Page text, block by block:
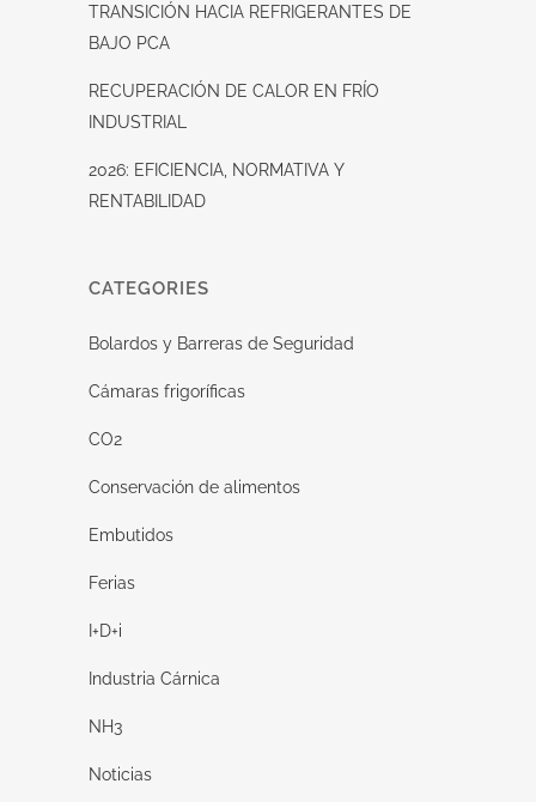
TRANSICIÓN HACIA REFRIGERANTES DE
BAJO PCA
RECUPERACIÓN DE CALOR EN FRÍO
INDUSTRIAL
2026: EFICIENCIA, NORMATIVA Y
RENTABILIDAD
CATEGORIES
Bolardos y Barreras de Seguridad
Cámaras frigoríficas
CO2
Conservación de alimentos
Embutidos
Ferias
I+D+i
Industria Cárnica
NH3
Noticias